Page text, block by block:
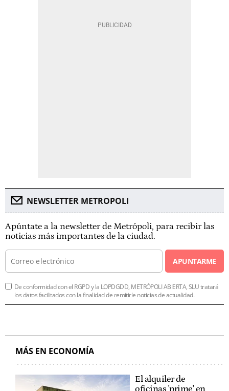
NEWSLETTER METROPOLI
Apúntate a la newsletter de Metrópoli, para recibir las
noticias más importantes de la ciudad.
APUNTARME
De conformidad con el RGPD y la LOPDGDD, METRÓPOLI ABIERTA, SLU tratará
los datos facilitados con la finalidad de remitirle noticias de actualidad.
MÁS EN ECONOMÍA
El alquiler de
oficinas 'prime' en